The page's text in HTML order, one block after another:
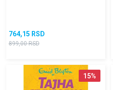
764,15 RSD
899,00 RSD
15%